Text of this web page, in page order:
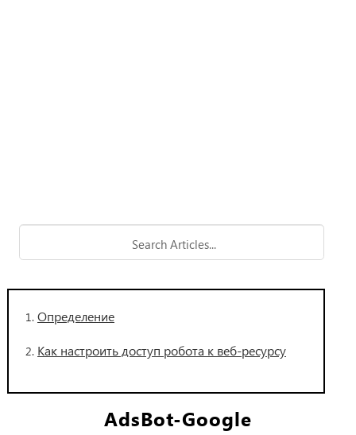
Определение
Как настроить доступ робота к веб-ресурсу
AdsBot-Google